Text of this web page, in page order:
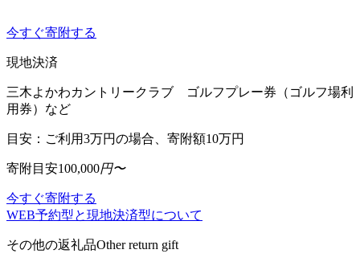
今すぐ寄附する
現地決済
三木よかわカントリークラブ ゴルフプレー券（ゴルフ場利
用券）など
目安：ご利用3万円の場合、寄附額10万円
寄附目安100,000円〜
今すぐ寄附する
WEB予約型と現地決済型について
その他の返礼品Other return gift